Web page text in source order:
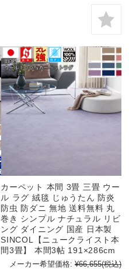
カーペット 本間 3畳 三畳 ウー
ル ラグ 絨毯 じゅうたん 防炎
防虫 防ダニ 無地 送料無料 丸
巻き シンプル ナチュラル リビ
ング ダイニング 国産 日本製
SINCOL【ニュークライスト本
間3畳】 本間3帖 191×286cm
メーカー希望価格: ¥66,655(税込)